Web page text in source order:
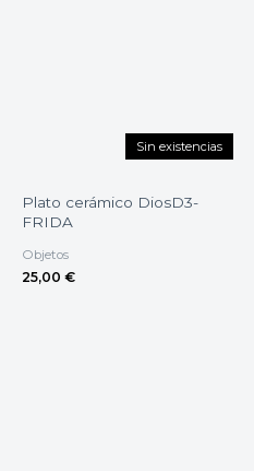
Sin existencias
Plato cerámico DiosD3-
FRIDA
Objetos
25,00 €